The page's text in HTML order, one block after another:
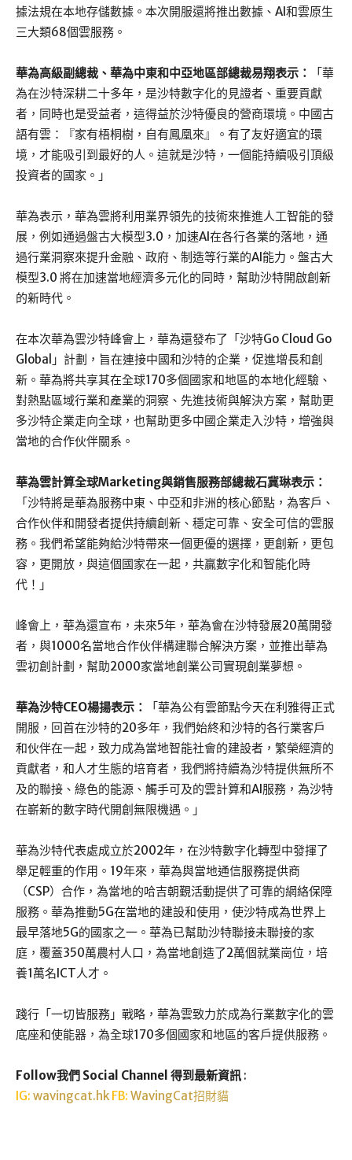
據法規在本地存儲數據。本次開服還將推出數據、AI和雲原生
三大類68個雲服務。
華為高級副總裁、華為中東和中亞地區部總裁易翔表示：
「華
為在沙特深耕二十多年，是沙特數字化的見證者、重要貢獻
者，同時也是受益者，這得益於沙特優良的營商環境。中國古
語有雲：『家有梧桐樹，自有鳳凰來』。有了友好適宜的環
境，才能吸引到最好的人。這就是沙特，一個能持續吸引頂級
投資者的國家。」
華為表示，華為雲將利用業界領先的技術來推進人工智能的發
展，例如通過盤古大模型3.0，加速AI在各行各業的落地，通
過行業洞察來提升金融、政府、制造等行業的AI能力。盤古大
模型3.0 將在加速當地經濟多元化的同時，幫助沙特開啟創新
的新時代。
在本次華為雲沙特峰會上，華為還發布了「沙特Go Cloud Go
Global」計劃，旨在連接中國和沙特的企業，促進增長和創
新。華為將共享其在全球170多個國家和地區的本地化經驗、
對熱點區域行業和產業的洞察、先進技術與解決方案，幫助更
多沙特企業走向全球，也幫助更多中國企業走入沙特，增強與
當地的合作伙伴關系。
華為雲計算全球Marketing與銷售服務部總裁石冀琳表示：
「沙特將是華為服務中東、中亞和非洲的核心節點，為客戶、
合作伙伴和開發者提供持續創新、穩定可靠、安全可信的雲服
務。我們希望能夠給沙特帶來一個更優的選擇，更創新，更包
容，更開放，與這個國家在一起，共贏數字化和智能化時
代！」
峰會上，華為還宣布，未來5年，華為會在沙特發展20萬開發
者，與1000名當地合作伙伴構建聯合解決方案，並推出華為
雲初創計劃，幫助2000家當地創業公司實現創業夢想。
華為沙特CEO楊揚表示：
「華為公有雲節點今天在利雅得正式
開服，回首在沙特的20多年，我們始終和沙特的各行業客戶
和伙伴在一起，致力成為當地智能社會的建設者，繁榮經濟的
貢獻者，和人才生態的培育者，我們將持續為沙特提供無所不
及的聯接、綠色的能源、觸手可及的雲計算和AI服務，為沙特
在嶄新的數字時代開創無限機遇。」
華為沙特代表處成立於2002年，在沙特數字化轉型中發揮了
舉足輕重的作用。19年來，華為與當地通信服務提供商
（CSP）合作，為當地的哈吉朝覲活動提供了可靠的網絡保障
服務。華為推動5G在當地的建設和使用，使沙特成為世界上
最早落地5G的國家之一。華為已幫助沙特聯接未聯接的家
庭，覆蓋350萬農村人口，為當地創造了2萬個就業崗位，培
養1萬名ICT人才。
踐行「一切皆服務」戰略，華為雲致力於成為行業數字化的雲
底座和使能器，為全球170多個國家和地區的客戶提供服務。
Follow我們 Social Channel 得到最新資訊 :
IG: wavingcat.hk FB: WavingCat招財貓